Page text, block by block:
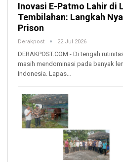
Inovasi E-Patmo Lahir di
Tembilahan: Langkah
Prison
Derakpost 22 Jul 2026
DERAKPOST.COM - Di tengah
masih mendominasi pada banyak
Indonesia. Lapas…